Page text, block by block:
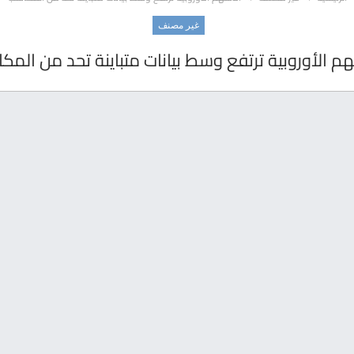
غير مصنف
الأوروبية ترتفع وسط بيانات متباينة تحد من